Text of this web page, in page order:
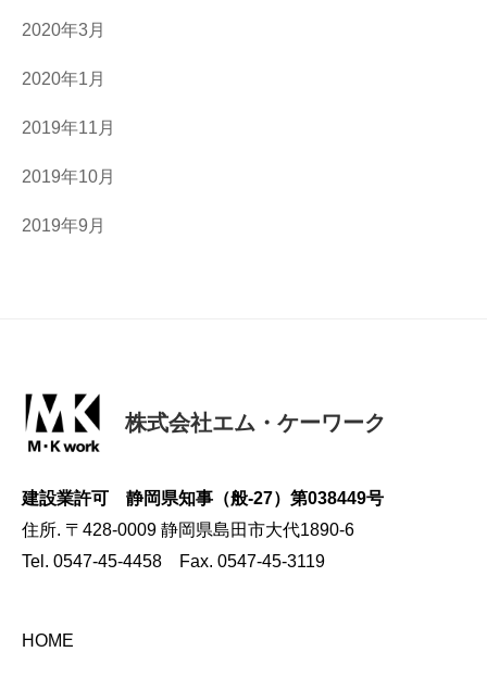
2020年3月
2020年1月
2019年11月
2019年10月
2019年9月
株式会社エム・ケーワーク
建設業許可 静岡県知事（般-27）第038449号
住所. 〒428-0009 静岡県島田市大代1890-6
Tel. 0547-45-4458 Fax. 0547-45-3119
HOME